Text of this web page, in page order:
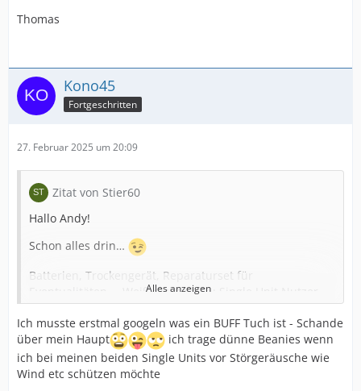
Thomas
Kono45
Fortgeschritten
27. Februar 2025 um 20:09
Zitat von Stier60
Hallo Andy!
Schon alles drin…
Batterien, Trockengerät, Reparaturset für
Eventualitäten…. Weiß nicht ob Du Single Unit Nutzer
bist oder ein HdO Gerät hast. Evtl. noch ein
Spulenkabel. Am Strand ziehe ich mir gerne eine
Stirnband oder ein entsprechend gefaltetes BUFF Tuch
als Schalldämpfer über die Mikrofone. Das reicht mir
meistens.
Alles anzeigen
Ich musste erstmal googeln was ein BUFF Tuch ist - Schande
über mein Haupt
ich trage dünne Beanies wenn
ich bei meinen beiden Single Units vor Störgeräusche wie
Wind etc schützen möchte